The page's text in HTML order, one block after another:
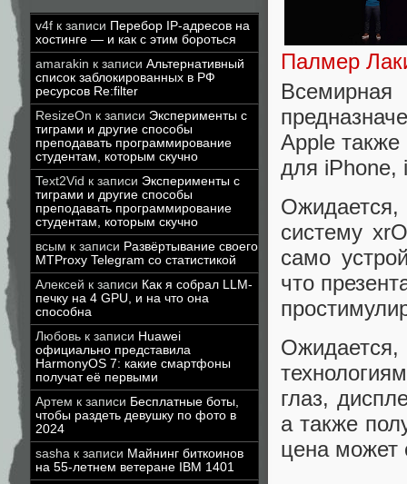
v4f к записи Перебор IP-адресов на
хостинге — и как с этим бороться
amarakin к записи Альтернативный
список заблокированных в РФ
ресурсов Re:filter
ResizeOn к записи Эксперименты с
тиграми и другие способы
преподавать программирование
студентам, которым скучно
Text2Vid к записи Эксперименты с
тиграми и другие способы
преподавать программирование
студентам, которым скучно
всым к записи Развёртывание своего
MTProxy Telegram со статистикой
Алексей к записи Как я собрал LLM-
печку на 4 GPU, и на что она
способна
Любовь к записи Huawei
официально представила
HarmonyOS 7: какие смартфоны
получат её первыми
Артем к записи Бесплатные боты,
чтобы раздеть девушку по фото в
2024
sasha к записи Майнинг биткоинов
на 55-летнем ветеране IBM 1401
Палмер
Apple
для iPhone,
систему
само
что
глаз,
а также
цена может